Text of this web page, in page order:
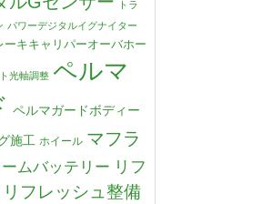
トラ
パワーデジタルイグナイター
ーキキャリパーオーバホー
光軸調整 ペルマ
ペルマガードボディー
施工 ホイール マフラ
ームバッテリー リフ
リフレッシュ整備